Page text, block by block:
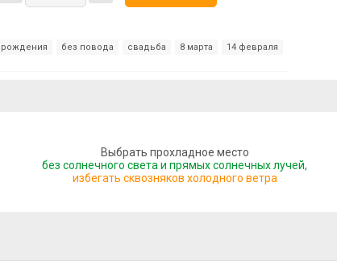
без повода свадьба 8 марта 14 февраля
Выбрать прохладное место
без солнечного света и прямых солнечных лучей,
избегать сквозняков холодного ветра